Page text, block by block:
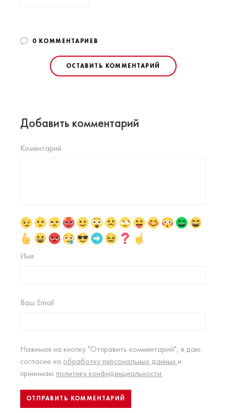
0 КОММЕНТАРИЕВ
ОСТАВИТЬ КОММЕНТАРИЙ
Добавить комментарий
Коментарий
Имя
Ваш Email
Нажимая на кнопку "Отправить комментарий", я даю
согласие на обработку персональных данных и
принимаю политику конфиденциальности.